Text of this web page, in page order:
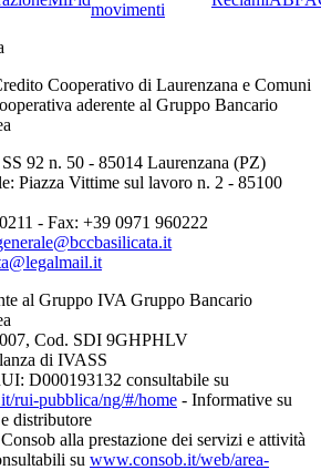
movimenti
Cooperativo di Laurenzana e Comuni
aderente al Gruppo Bancario
92 n. 50 - 85014 Laurenzana (PZ)
Piazza Vittime sul lavoro n. 2 - 85100
- Fax: +39 0971 960222
al Gruppo IVA Gruppo Bancario
Cod. SDI 9GHPHLV
di IVASS
D000193132 consultabile su
rui-pubblica/ng/#/home - Informative su
distributore
alla prestazione dei servizi e attività
su www.consob.it/web/area-